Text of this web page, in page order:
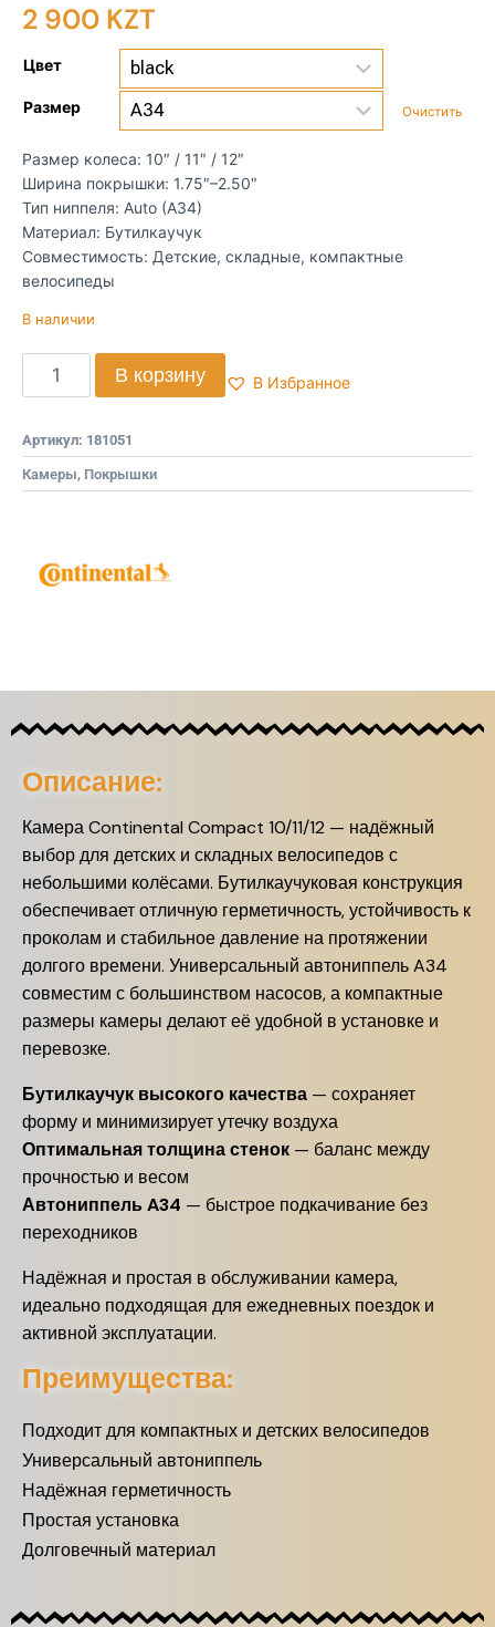
2 900 KZT
Цвет
Размер Очистить
Размер колеса: 10″ / 11″ / 12″
Ширина покрышки: 1.75″–2.50″
Тип ниппеля: Auto (A34)
Материал: Бутилкаучук
Совместимость: Детские, складные, компактные
велосипеды
В наличии
В корзину В Избранное
Артикул: 181051
Камеры, Покрышки
Описание:
Камера Continental Compact 10/11/12 — надёжный
выбор для детских и складных велосипедов с
небольшими колёсами. Бутилкаучуковая конструкция
обеспечивает отличную герметичность, устойчивость к
проколам и стабильное давление на протяжении
долгого времени. Универсальный автониппель A34
совместим с большинством насосов, а компактные
размеры камеры делают её удобной в установке и
перевозке.
Бутилкаучук высокого качества — сохраняет
форму и минимизирует утечку воздуха
Оптимальная толщина стенок — баланс между
прочностью и весом
Автониппель A34 — быстрое подкачивание без
переходников
Надёжная и простая в обслуживании камера,
идеально подходящая для ежедневных поездок и
активной эксплуатации.
Преимущества:
Подходит для компактных и детских велосипедов
Универсальный автониппель
Надёжная герметичность
Простая установка
Долговечный материал